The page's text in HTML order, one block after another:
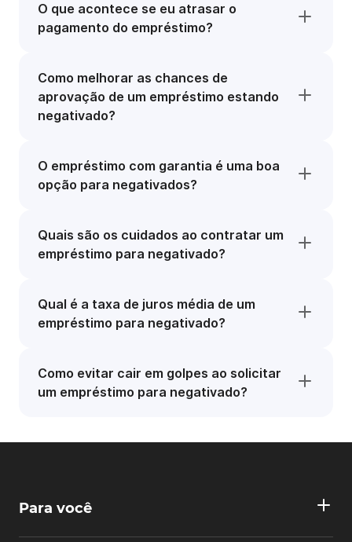
O que acontece se eu atrasar o
pagamento do empréstimo?
Como melhorar as chances de
aprovação de um empréstimo estando
negativado?
O empréstimo com garantia é uma boa
opção para negativados?
Quais são os cuidados ao contratar um
empréstimo para negativado?
Qual é a taxa de juros média de um
empréstimo para negativado?
Como evitar cair em golpes ao solicitar
um empréstimo para negativado?
Para você